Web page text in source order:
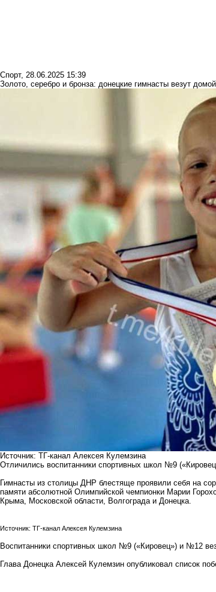
Спорт, 28.06.2025 15:39
Золото, серебро и бронза: донецкие гимнасты везут
Источник: ТГ-канал Алексея Кулемзина
Отличились воспитанники спортивных школ №9
Гимнасты из столицы ДНР блестяще проявили себя на
памяти абсолютной Олимпийской чемпионки Марии
Крыма, Московской области, Волгограда и Донецка.
Источник: ТГ-канал Алексея Кулемзина
Воспитанники спортивных школ №9 («Кировец») и №12
Глава Донецка Алексей Кулемзин опубликовал список